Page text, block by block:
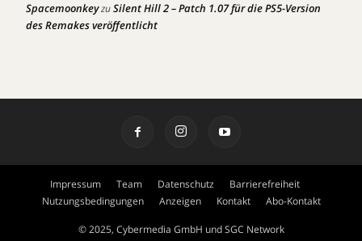
SpacemoonkeyzuSilent Hill 2 – Patch 1.07 für die PS5-Version
des Remakes veröffentlicht
Impressum Team Datenschutz
Barrierefreiheit
Nutzungsbedingungen
Anzeigen Kontakt Abo-Kontakt
© 2025, Cybermedia GmbH und SGC Network